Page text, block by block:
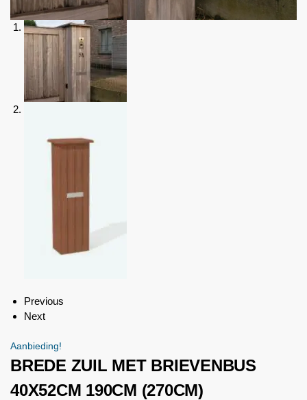
Previous
Next
Aanbieding!
BREDE ZUIL MET BRIEVENBUS
40X52CM 190CM (270CM)